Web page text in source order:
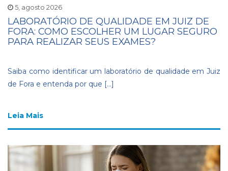
5, agosto 2026
LABORATÓRIO DE QUALIDADE EM JUIZ DE
FORA: COMO ESCOLHER UM LUGAR SEGURO
PARA REALIZAR SEUS EXAMES?
Saiba como identificar um laboratório de qualidade em Juiz
de Fora e entenda por que […]
Leia Mais